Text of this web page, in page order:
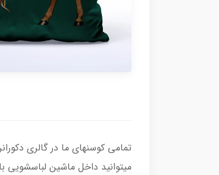
تمامی کوسنهای ما در گالری
میتوانید داخل ماشین لباسشویی